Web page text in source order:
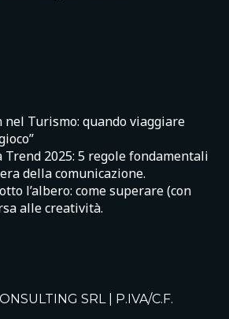
nel Turismo: quando viaggiare
Trend 2025: 5 regole fondamentali
della comunicazione.
l’albero: come superare (con
alle creatività.
SRL | P.IVA/C.F.